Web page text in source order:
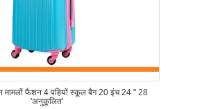
मामलों फैशन 4 पहियों स्कूल बैग 20 इंच 24 '' 28
'अनुकूलित'